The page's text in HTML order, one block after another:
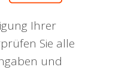
Ihrer
Sie alle
und